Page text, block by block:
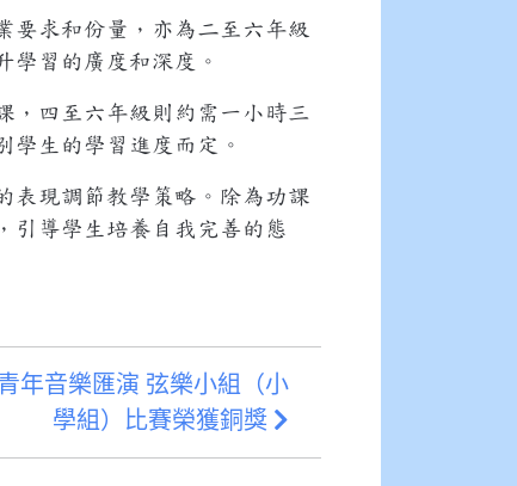
要求和份量，亦為二至六年級
學習的廣度和深度。
，四至六年級則約需一小時三
學生的學習進度而定。
表現調節教學策略。除為功課
引導學生培養自我完善的態
年音樂匯演 弦樂小組（小
學組）比賽榮獲銅獎